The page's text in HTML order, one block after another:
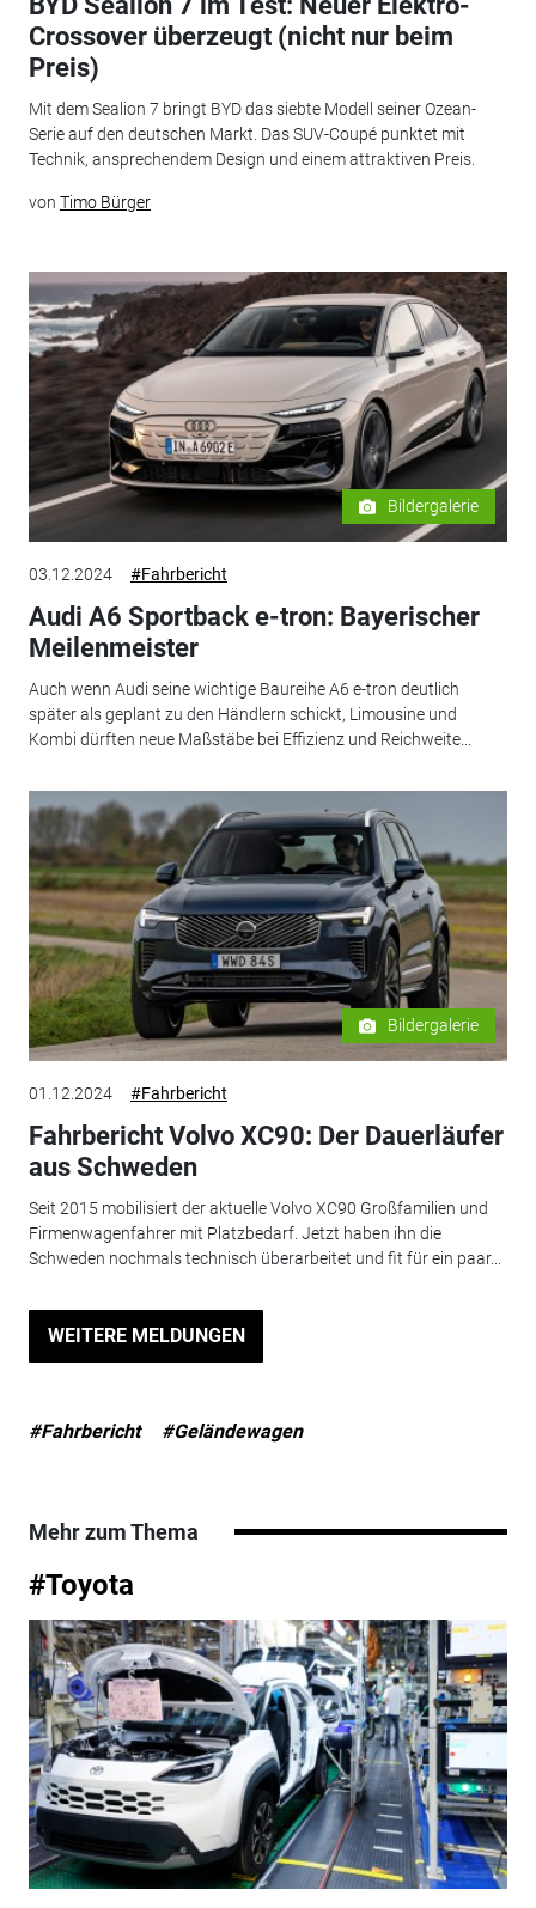
Crossover überzeugt (nicht nur beim
Preis)
Mit dem Sealion 7 bringt BYD das siebte Modell seiner Ozean-
Serie auf den deutschen Markt. Das SUV-Coupé punktet mit
Technik, ansprechendem Design und einem attraktiven Preis.
von Timo Bürger
Bildergalerie
03.12.2024 #Fahrbericht
Audi A6 Sportback e-tron: Bayerischer
Meilenmeister
Auch wenn Audi seine wichtige Baureihe A6 e-tron deutlich
später als geplant zu den Händlern schickt, Limousine und
Kombi dürften neue Maßstäbe bei Effizienz und Reichweite...
Bildergalerie
01.12.2024 #Fahrbericht
Fahrbericht Volvo XC90: Der Dauerläufer
aus Schweden
Seit 2015 mobilisiert der aktuelle Volvo XC90 Großfamilien und
Firmenwagenfahrer mit Platzbedarf. Jetzt haben ihn die
Schweden nochmals technisch überarbeitet und fit für ein paar...
WEITERE MELDUNGEN
#Fahrbericht #Geländewagen
Mehr zum Thema
#Toyota